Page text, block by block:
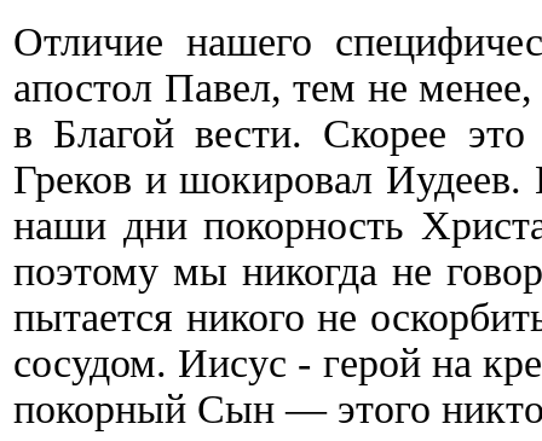
Отличие нашего
апостол Павел, тем не
в Благой вести. Скорее
Греков и шокировал
наши дни покорность
поэтому мы никогда не
пытается никого не
сосудом. Иисус - герой на
покорный Сын — этого никто